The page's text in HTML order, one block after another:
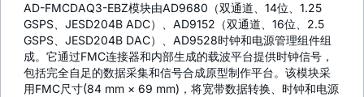
AD-FMCDAQ3-EBZ模块由AD9680（双通道、14位、1.25
GSPS、JESD204B ADC）、AD9152（双通道、16位、2.5
GSPS、JESD204B DAC）、AD9528时钟和电源管理组件组
成。它通过FMC连接器和内部生成的载波平台提供时钟信号，
包括完全自足的数据采集和信号合成原型制作平台。该模块采
用FMC尺寸(84 mm × 69 mm)，将宽带数据转换、时钟和电源